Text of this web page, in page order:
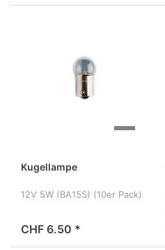
Kugellampe
12V 5W (BA15S) (10er Pack)
CHF 6.50 *